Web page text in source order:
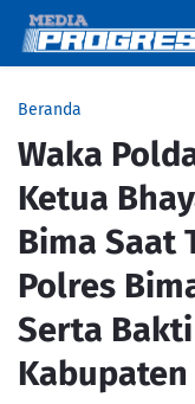
Beranda
Waka
Ketua
Bima Saat
Polres
Serta